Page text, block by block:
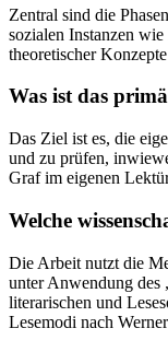
Zentral sind die
sozialen Instanzen
theoretischer
Was ist das
Das Ziel ist es, die
und zu prüfen,
Graf im eigenen
Welche
Die Arbeit nutzt die
unter Anwendung des
literarischen und
Lesemodi nach